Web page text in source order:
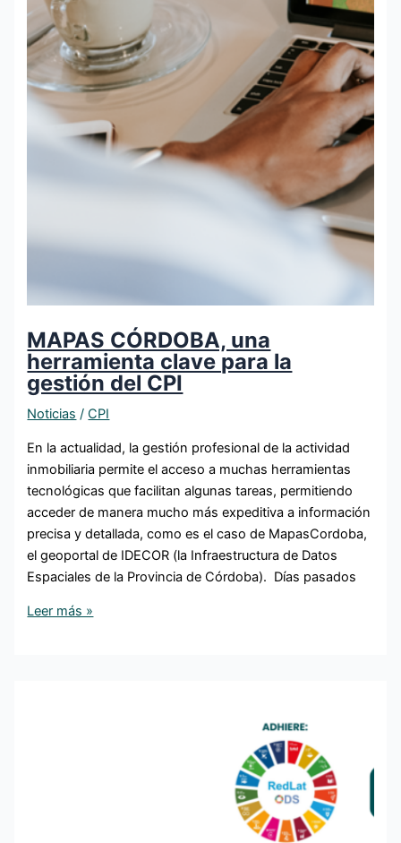
MAPAS CÓRDOBA, una
herramienta clave para la
gestión del CPI
Noticias /CPI
En la actualidad, la gestión profesional de la actividad
inmobiliaria permite el acceso a muchas herramientas
tecnológicas que facilitan algunas tareas, permitiendo
acceder de manera mucho más expeditiva a información
precisa y detallada, como es el caso de MapasCordoba,
el geoportal de IDECOR (la Infraestructura de Datos
Espaciales de la Provincia de Córdoba). Días pasados
Leer más »